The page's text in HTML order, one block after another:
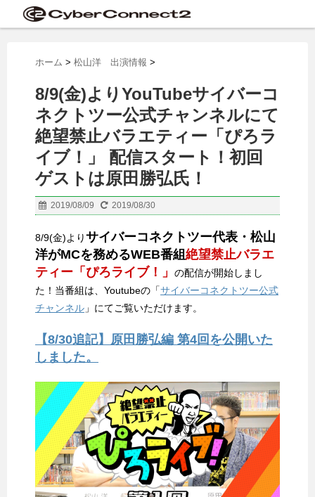
ホーム > 松山洋 出演情報 >
8/9(金)よりYouTubeサイバーコ
ネクトツー公式チャンネルにて
絶望禁止バラエティー「ぴろラ
イブ！」 配信スタート！初回
ゲストは原田勝弘氏！
2019/08/09 2019/08/30
8/9(金)よりサイバーコネクトツー代表・松山
洋がMCを務めるWEB番組絶望禁止バラエ
ティー「ぴろライブ！」
の配信が開始しまし
た！当番組は、Youtubeの「サイバーコネクトツー公式
チャンネル 」にてご覧いただけます。
【8/30追記】原田勝弘編 第4回を公開いた
しました。